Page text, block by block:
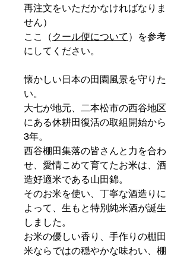
再注文をいただかなければなりま
せん）
ここ（ クール便について ）を参考
にしてください。
懐かしい日本の田園風景を守りた
い。
大七が地元、二本松市の西谷地区
にある休耕田復活の取組開始から
3年。
西谷棚田集落の皆さんと力を合わ
せ、愛情こめて育てたお米は、酒
造好適米である山田錦。
そのお米を使い、丁寧な酒造りに
よって、生もと特別純米酒が誕生
しました。
お米の優しい香り、手作りの棚田
米ならではの穏やかな味わい、棚